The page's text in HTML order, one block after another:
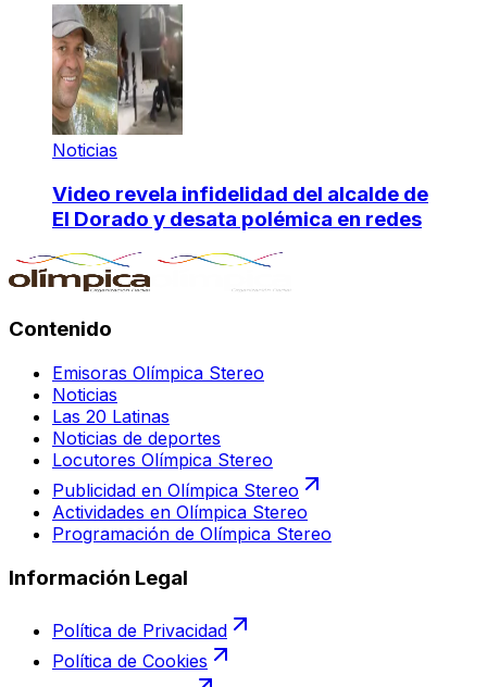
Noticias
Video revela infidelidad del alcalde de
El Dorado y desata polémica en redes
Contenido
Emisoras Olímpica Stereo
Noticias
Las 20 Latinas
Noticias de deportes
Locutores Olímpica Stereo
Publicidad en Olímpica Stereo
Actividades en Olímpica Stereo
Programación de Olímpica Stereo
Información Legal
Política de Privacidad
Política de Cookies